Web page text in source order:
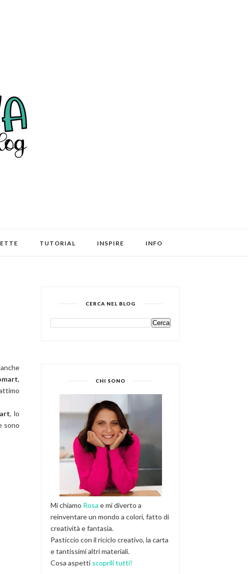
TUTORIAL INSPIRE INFO
,
, lo
sono
CERCA NEL BLOG
CHI SONO
Mi chiamo Rosa e mi diverto a
reinventare un mondo a colori, fatto di
creatività e fantasia.
Pasticcio con il riciclo creativo, la carta
e tantissimi altri materiali.
Cosa aspetti scoprili tutti!